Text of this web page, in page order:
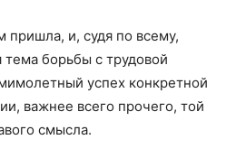
пришла, и, судя по всему,
тема борьбы с трудовой
успех конкретной
важнее всего прочего, той
смысла.